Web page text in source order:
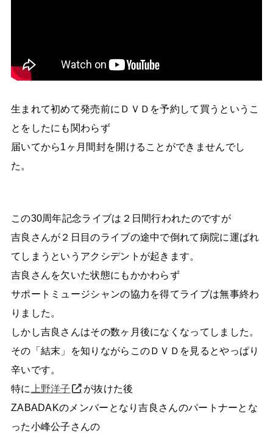
生まれて初めて発売前にＤＶＤを予約して買うというこ
とをしたにも関わらず
届いてから1ヶ月間封を開けることができませんでし
た。
この30周年記念ライブは２日間行われたのですが
吉良さんが２日目のライブの途中で倒れて病院に運ばれ
てしまうというアクシデントが起きます。
吉良さんを欠いた状態にもかかわらず
サポートミュージシャンの協力を得てライブは無事終わ
りました。
しかし吉良さんはその数ヶ月後になくなってしました。
その「結末」を知りながらこのＤＶＤを見るとやっぱり
辛いです。
特に
上野洋子
が抜けた後
ZABADAKのメンバーとなり吉良さんのパートナーとな
った小峰公子さんの